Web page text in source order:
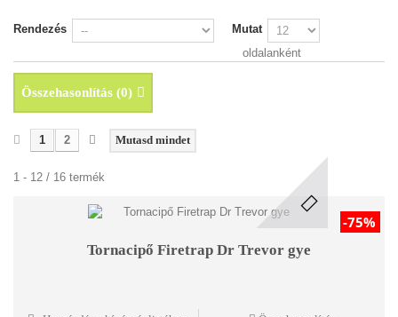
Rendezés
Mutat
oldalanként
Összehasonlítás (0)
Mutasd mindet
1 2
1 - 12 / 16 termék
Tornacipő Firetrap Dr Trevor gye
-75%